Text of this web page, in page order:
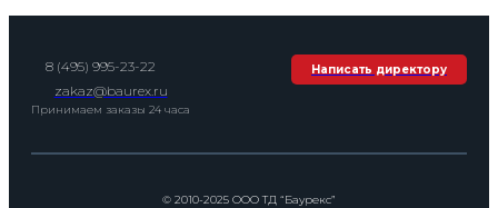
8 (495) 995-23-22
zakaz@baurex.ru
Принимаем заказы 24 часа
Написать директору
© 2010-2025 ООО ТД “Баурекс”